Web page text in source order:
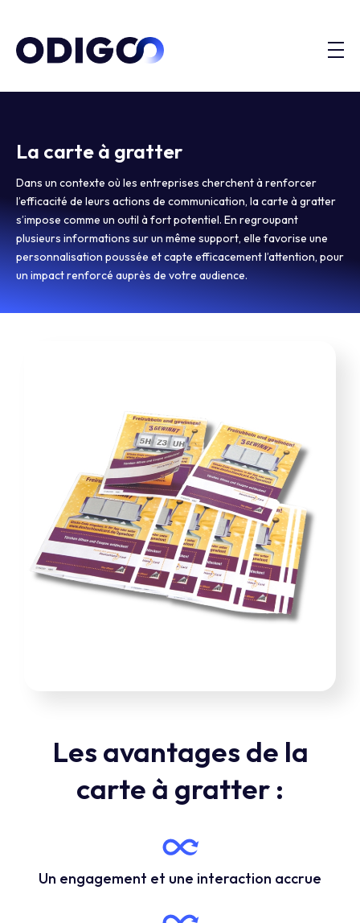
La carte à gratter
Dans un contexte où les entreprises cherchent à renforcer
l’efficacité de leurs actions de communication, la carte à gratter
s’impose comme un outil à fort potentiel. En regroupant
plusieurs informations sur un même support, elle favorise une
personnalisation poussée et capte efficacement l’attention, pour
un impact renforcé auprès de votre audience.
Les avantages de la
carte à gratter :
Un engagement et une interaction accrue